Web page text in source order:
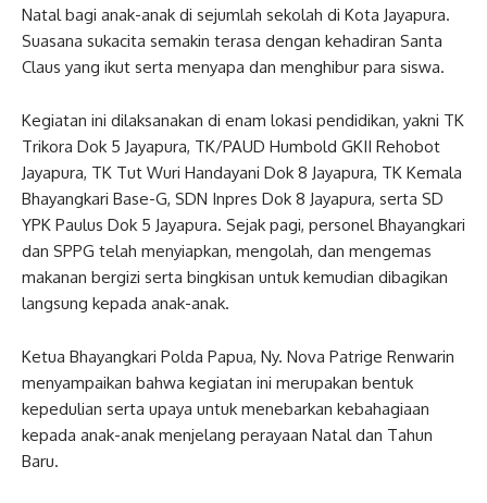
Natal bagi anak-anak di sejumlah sekolah di Kota Jayapura.
Suasana sukacita semakin terasa dengan kehadiran Santa
Claus yang ikut serta menyapa dan menghibur para siswa.
Kegiatan ini dilaksanakan di enam lokasi pendidikan, yakni TK
Trikora Dok 5 Jayapura, TK/PAUD Humbold GKII Rehobot
Jayapura, TK Tut Wuri Handayani Dok 8 Jayapura, TK Kemala
Bhayangkari Base-G, SDN Inpres Dok 8 Jayapura, serta SD
YPK Paulus Dok 5 Jayapura. Sejak pagi, personel Bhayangkari
dan SPPG telah menyiapkan, mengolah, dan mengemas
makanan bergizi serta bingkisan untuk kemudian dibagikan
langsung kepada anak-anak.
Ketua Bhayangkari Polda Papua, Ny. Nova Patrige Renwarin
menyampaikan bahwa kegiatan ini merupakan bentuk
kepedulian serta upaya untuk menebarkan kebahagiaan
kepada anak-anak menjelang perayaan Natal dan Tahun
Baru.